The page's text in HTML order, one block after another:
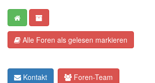
Alle Foren als gelesen markieren
Kontakt Foren-Team